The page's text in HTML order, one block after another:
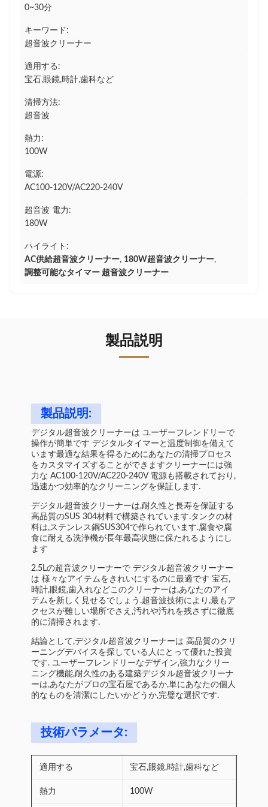
0~30分
キーワード:
超音波クリーナー
適用する:
宝石,眼鏡,時計,歯科など
清掃方法:
超音波
熱力:
100W
電源:
AC100-120V/AC220-240V
超音波 電力:
180W
ハイライト:
AC供給超音波クリーナー, 180W超音波クリーナー,
調整可能なタイマー 超音波クリーナー
製品説明
製品説明:
デジタル超音波クリーナーは ユーザーフレンドリーで
操作が簡単です デジタルタイマーと温度制御を備えて
います最適な結果を得るためにあなたの清掃プロセス
をカスタマイズすることができますクリーナーには強
力な AC100-120V/AC220-240V 電源も搭載されており,
迅速かつ効率的なクリーニングを保証します.
デジタル超音波クリーナーは,耐久性と長寿を保証する
高品質のSUS 304材料で構築されています.タンクの材
料は,ステンレス鋼SUS304で作られています.腐食や腐
食に耐える洗浄機が長年最高状態に保たれるようにし
ます
2.5Lの超音波クリーナーで デジタル超音波クリーナー
は 様々なアイテムをきれいにするのに最適です 宝石,
時計,眼鏡,歯入れなどこのクリーナーは,あなたのアイ
テムを新しく見せるでしょう.超音波技術により,最もア
クセスが難しい場所でさえ,汚れや汚れを残さずに徹底
的に清掃されます.
結論として,デジタル超音波クリーナーは 高品質のクリ
ーニングデバイスを探している人にとって優れた投資
です. ユーザーフレンドリーなデザイン,強力なクリー
ニング機能,耐久性のある建築デジタル超音波クリーナ
ーは,あなたがプロの宝石屋であるか,単にあなたの個人
的なものを清潔にしたいかどうか,完璧な選択です.
技術パラメータ:
適用する 宝石,眼鏡,時計,歯科など
熱力 100W